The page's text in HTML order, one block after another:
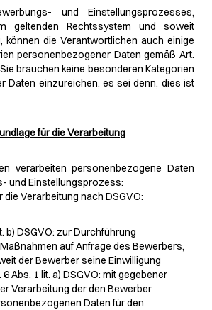
und Einstellungsprozesses,
geltenden Rechtssystem und soweit
können die Verantwortlichen auch einige
personenbezogener Daten gemäß Art.
brauchen keine besonderen Kategorien
Daten einzureichen, es sei denn, dies ist
für die Verarbeitung
verarbeiten personenbezogene Daten
und Einstellungsprozess:
Verarbeitung nach DSGVO:
b) DSGVO: zur Durchführung
auf Anfrage des Bewerbers,
der Bewerber seine Einwilligung
Abs. 1 lit. a) DSGVO: mit gegebener
Verarbeitung der den Bewerber
Daten für den